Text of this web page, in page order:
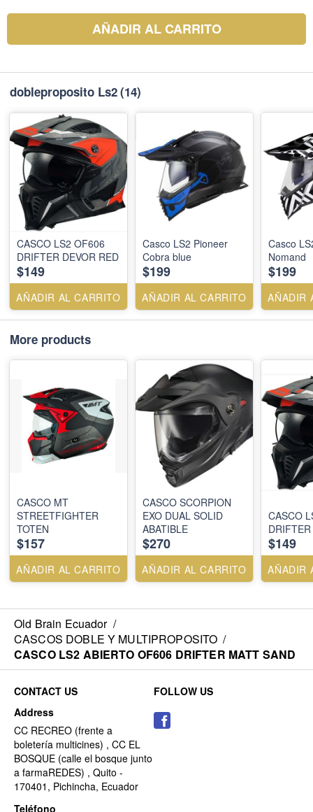
AÑADIR AL CARRITO
dobleproposito Ls2(14)
CASCO LS2 OF606
DRIFTER DEVOR RED
$149
AÑADIR AL CARRITO
Casco LS2 Pioneer
Cobra blue
$199
AÑADIR AL CARRITO
Casco
Nomand
$199
AÑADIR
More products
CASCO MT
STREETFIGHTER
TOTEN
$157
AÑADIR AL CARRITO
CASCO SCORPION
EXO DUAL SOLID
ABATIBLE
$270
AÑADIR AL CARRITO
CASCO
$149
AÑADIR
Old Brain Ecuador /
CASCOS DOBLE Y MULTIPROPOSITO /
CASCO LS2 ABIERTO OF606 DRIFTER MATT SAND
CONTACT US
Address
CC RECREO (frente a
boletería multicines) , CC EL
BOSQUE (calle el bosque junto
a farmaREDES) , Quito -
170401, Pichincha, Ecuador
Teléfono
FOLLOW US